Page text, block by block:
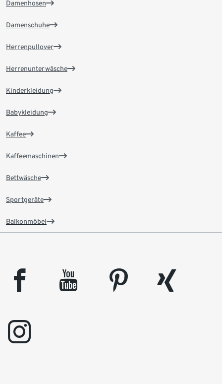
Damenhosen
Damenschuhe
Herrenpullover
Herrenunterwäsche
Kinderkleidung
Babykleidung
Kaffee
Kaffeemaschinen
Bettwäsche
Sportgeräte
Balkonmöbel
facebook youtube pinterest
xing
instagram